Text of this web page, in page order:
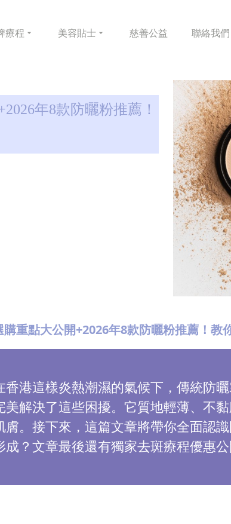
療程 美容貼士 慈善公益 聯絡我們
年8款防曬粉推薦！
重點大公開+2026年8款防曬粉推薦！教
港這樣炎熱潮濕的氣候下，傳統防
解決了這些困擾。它質地輕薄、不
。接下來，這篇文章將帶你全面認
？文章最後還有獨家去斑療程優惠公